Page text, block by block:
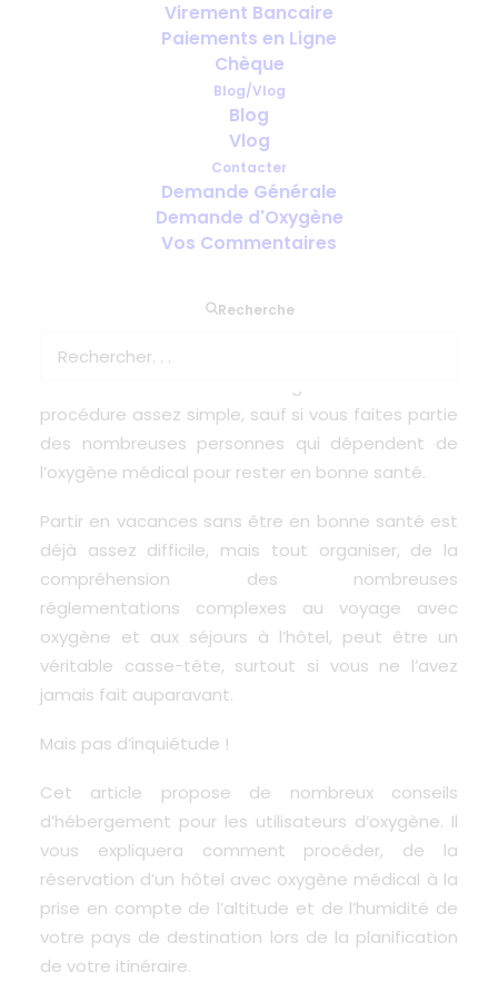
Virement Bancaire
Paiements en Ligne
Chèque
Blog/Vlog
Blog
Vlog
Contacter
Demande Générale
Demande d'Oxygène
Vos Commentaires
Recherche
Si vous prévoyez un voyage – que ce soit pour
votre famille – l’une des premières choses à faire
procédure assez simple, sauf si vous faites partie
des nombreuses personnes qui dépendent de
l’oxygène médical pour rester en bonne santé.
Partir en vacances sans être en bonne santé est
déjà assez difficile, mais tout organiser, de la
compréhension des nombreuses
réglementations complexes au voyage avec
oxygène et aux séjours à l’hôtel, peut être un
véritable casse-tête, surtout si vous ne l’avez
jamais fait auparavant.
Mais pas d’inquiétude !
Cet article propose de nombreux conseils
d’hébergement pour les utilisateurs d’oxygène. Il
vous expliquera comment procéder, de la
réservation d’un hôtel avec oxygène médical à la
prise en compte de l’altitude et de l’humidité de
votre pays de destination lors de la planification
de votre itinéraire.